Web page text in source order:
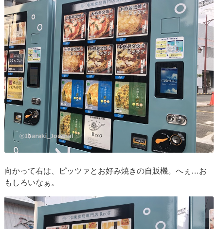
向かって右は、ピッツァとお好み焼きの自販機。へぇ…お
もしろいなぁ。